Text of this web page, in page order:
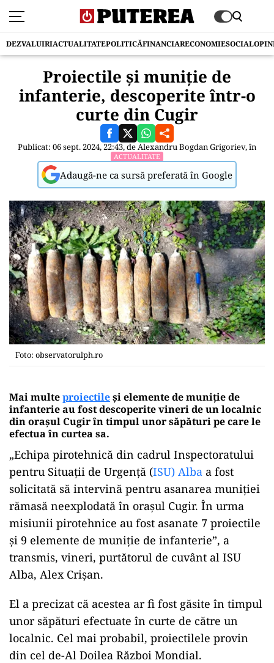
DEZVALUIRIACTUALITATEPOLITICĂFINANCIARECONOMIESOCIAL
Proiectile şi muniţie de
infanterie, descoperite într-o
curte din Cugir
Publicat: 06 sept. 2024, 22:43, deAlexandru Bogdan Grigoriev, în
ACTUALITATE
Adaugă-ne ca sursă preferată în Google
Foto: observatorulph.ro
Mai multeproiectileşi elemente de muniţie de
infanterie au fost descoperite vineri de un localnic
din oraşul Cugir în timpul unor săpături pe care le
efectua în curtea sa.
„Echipa pirotehnică din cadrul Inspectoratului
pentru Situaţii de Urgenţă (ISU) Alba a fost
solicitată să intervină pentru asanarea muniţiei
rămasă neexplodată în oraşul Cugir. În urma
misiunii pirotehnice au fost asanate 7 proiectile
şi 9 elemente de muniţie de infanterie”, a
transmis, vineri, purtătorul de cuvânt al ISU
Alba, Alex Crişan.
El a precizat că acestea ar fi fost găsite în timpul
unor săpături efectuate în curte de către un
localnic. Cel mai probabil, proiectilele provin
din cel de-Al Doilea Război Mondial.